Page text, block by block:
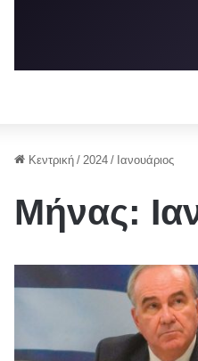
Κεντρική / 2024 / Ιανουάριος
Μήνας: